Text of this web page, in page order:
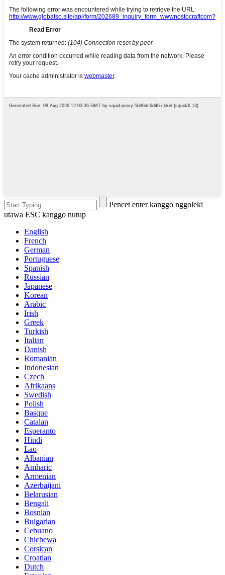
Pencet enter kanggo nggoleki
utawa ESC kanggo nutup
English
French
German
Portuguese
Spanish
Russian
Japanese
Korean
Arabic
Irish
Greek
Turkish
Italian
Danish
Romanian
Indonesian
Czech
Afrikaans
Swedish
Polish
Basque
Catalan
Esperanto
Hindi
Lao
Albanian
Amharic
Armenian
Azerbaijani
Belarusian
Bengali
Bosnian
Bulgarian
Cebuano
Chichewa
Corsican
Croatian
Dutch